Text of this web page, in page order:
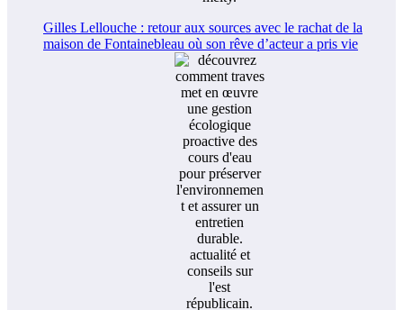
Gilles Lellouche : retour aux sources avec le rachat de la
maison de Fontainebleau où son rêve d’acteur a pris vie